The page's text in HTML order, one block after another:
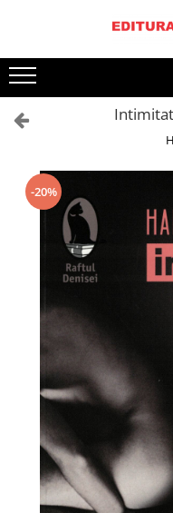
Toate Produsele
CARTI EDITURA DHARANA
OFERTE LA PACHET
Terapii
Dietoterapie
Dezvoltare personala
Spiritualitate
Business, Economie
Carti pentru copii
Filosofie
Literatura
Psihologie
Sanatate
Sociologie
-20%